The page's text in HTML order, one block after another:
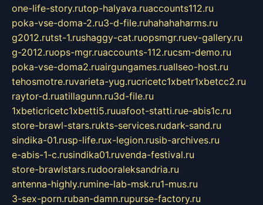
one-life-story.rutop-halyava.ruaccounts112.ru
poka-vse-doma-2.ru3-d-file.ruhahahaharms.ru
g2012.rutst-1.rushaggy-cat.ruopsmgr.ruev-gallery.ru
g-2012.ruops-mgr.ruaccounts-112.rucsm-demo.ru
poka-vse-doma2.ruairgungames.ruallseo-host.ru
tehosmotre.ruvarieta-yug.rucricetc1xbetr1xbetcc2.ru
raytor-d.ruatillagunn.ru3d-file.ru
1xbeticricetc1xbetti5.ruuafoot-statti.rue-abis1c.ru
store-brawl-stars.rukts-services.rudark-sand.ru
sindika-01.rusp-life.rux-legion.rusib-archives.ru
e-abis-1-c.rusindika01.ruvenda-festival.ru
store-brawlstars.rudooraleksandria.ru
antenna-highly.rumine-lab-msk.ru1-mus.ru
3-sex-porn.ruban-damn.rupurse-factory.ru